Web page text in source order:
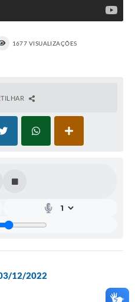
1677 VISUALIZAÇÕES
12/2022